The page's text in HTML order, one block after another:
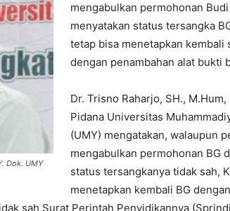
Dok. UMY
mengabulkan permohonan
menyatakan status tersangka
tetap bisa menetapkan kembali
dengan penambahan alat bukti
Dr. Trisno Raharjo, SH.,
Pidana Universitas
(UMY) mengatakan, walaupun
mengabulkan permohonan BG
status tersangkanya tidak sah,
menetapkan kembali BG
sah Surat Perintah Penyidikannya